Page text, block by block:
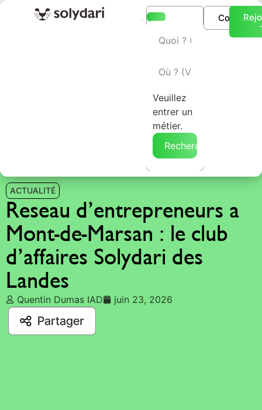
Veuillez
entrer un
métier.
Rechercher →
ACTUALITÉ
Reseau d’entrepreneurs a
Mont-de-Marsan : le club
d’affaires Solydari des
Landes
Quentin Dumas IAD juin 23, 2026